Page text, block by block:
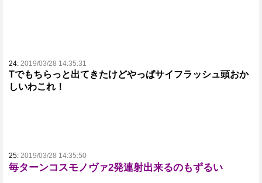
24: 2019/03/28 14:35:31
Tでもちらっと出てきたけどやっぱサイフラッシュ頭おか
しいわこれ！
25: 2019/03/28 14:35:50
毎ターンコスモノヴァ2発連射出来るのもずるい